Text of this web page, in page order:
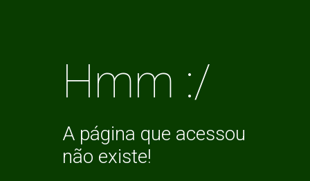
Hmm :/
A página que acessou
não existe!